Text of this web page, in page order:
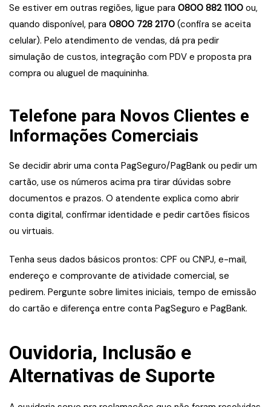
Se estiver em outras regiões, ligue para 0800 882 1100 ou,
quando disponível, para 0800 728 2170 (confira se aceita
celular). Pelo atendimento de vendas, dá pra pedir
simulação de custos, integração com PDV e proposta pra
compra ou aluguel de maquininha.
Telefone para Novos Clientes e
Informações Comerciais
Se decidir abrir uma conta PagSeguro/PagBank ou pedir um
cartão, use os números acima pra tirar dúvidas sobre
documentos e prazos. O atendente explica como abrir
conta digital, confirmar identidade e pedir cartões físicos
ou virtuais.
Tenha seus dados básicos prontos: CPF ou CNPJ, e-mail,
endereço e comprovante de atividade comercial, se
pedirem. Pergunte sobre limites iniciais, tempo de emissão
do cartão e diferença entre conta PagSeguro e PagBank.
Ouvidoria, Inclusão e
Alternativas de Suporte